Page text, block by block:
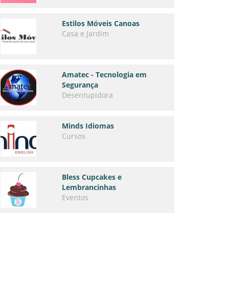
Estilos Móveis Canoas
Casa e Jardim
Amatec - Tecnologia em
Segurança
Desentupidora
Minds Idiomas
Cursos
Bless Cupcakes e
Lembrancinhas
Eventos